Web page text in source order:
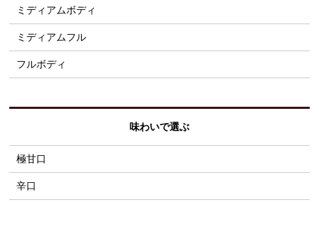
ミディアムボディ
ミディアムフル
フルボディ
味わいで選ぶ
極甘口
辛口